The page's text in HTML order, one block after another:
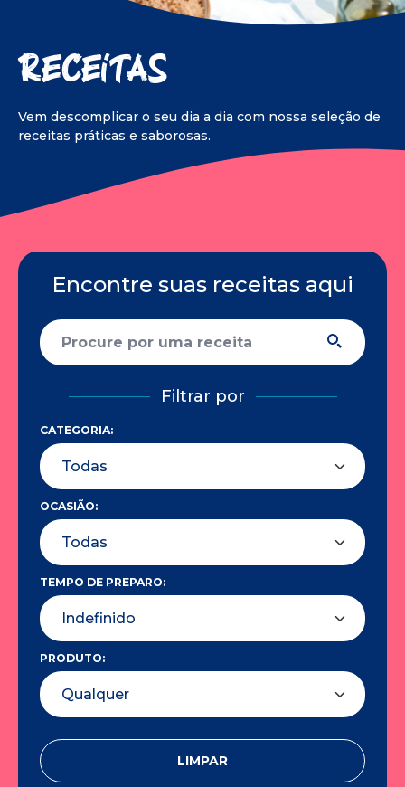
Receitas
Vem descomplicar o seu dia a dia com nossa seleção de
receitas práticas e saborosas.
Encontre suas receitas aqui
Filtrar por
CATEGORIA:
OCASIÃO:
TEMPO DE PREPARO:
PRODUTO:
LIMPAR